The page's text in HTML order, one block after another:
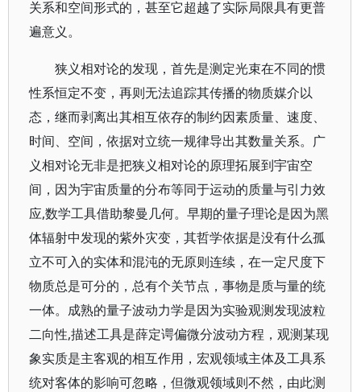
关系和空间形式的，甚至它超越了实际局限具有更普
遍意义。
狭义相对论的发现，首先是测定光束在不同的惯
性系恒定不变，再则无法追踪其传播的物质媒介以
态，继而剥离出其相互依存的制约因素质量、速度、
时间、空间，依据对立统一规律导出其数量关系。广
义相对论无非是把狭义相对论的原理拓展到宇宙空
间，因为宇宙质量的分布等同于运动的质量与引力效
应,数学工具借助黎曼几何。早期的量子理论是因为黑
体辐射中发现的紫外灾变，其哲学依据是没有什么孤
立不可入的实体和混沌的无原则连续，在一定尺度下
物质总是可分的，总有个关节点，事物是质与量的统
一体。成熟的量子波动力学是因为实验观测发现波粒
二向性,描述工具是薛定谔偏微分波动方程，观测某现
象实质是主客观的相互作用，宏观领域主体及工具系
统对客体的影响可忽略，但微观领域则不然，由此测